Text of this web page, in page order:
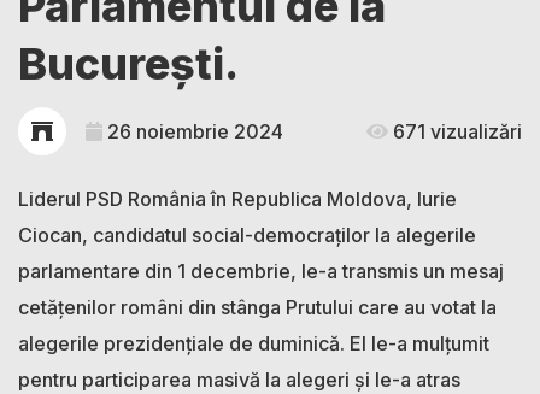
București.
26 noiembrie 2024 671 vizualizări
Liderul PSD România în Republica Moldova, Iurie
Ciocan, candidatul social-democraților la alegerile
parlamentare din 1 decembrie, le-a transmis un mesaj
cetățenilor români din stânga Prutului care au votat la
alegerile prezidențiale de duminică. El le-a mulțumit
pentru participarea masivă la alegeri și le-a atras